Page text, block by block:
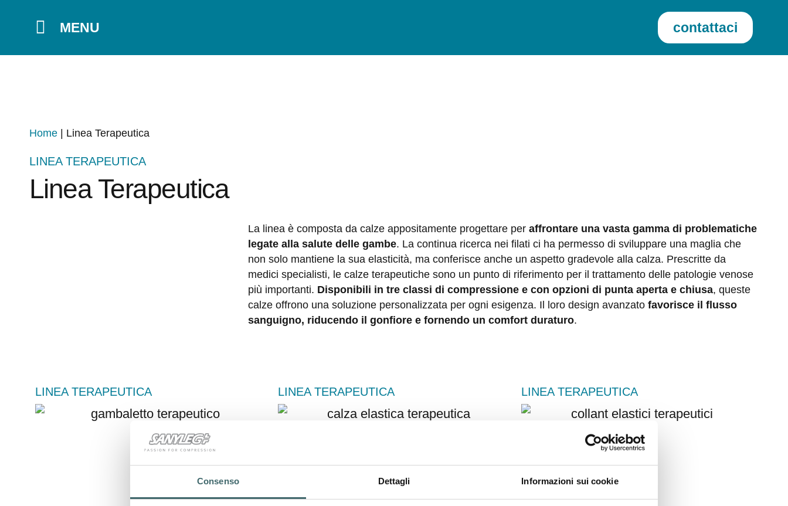
Consenso Dettagli Informazioni sui cookie
MENU contattaci
Home| Linea Terapeutica
LINEA TERAPEUTICA
Linea Terapeutica
La linea è composta da calze appositamente progettare per affrontare una vasta gamma di problematiche
legate alla salute delle gambe. La continua ricerca nei filati ci ha permesso di sviluppare una maglia che
non solo mantiene la sua elasticità, ma conferisce anche un aspetto gradevole alla calza. Prescritte da
medici specialisti, le calze terapeutiche sono un punto di riferimento per il trattamento delle patologie venose
più importanti. Disponibili in tre classi di compressione e con opzioni di punta aperta e chiusa, queste
calze offrono una soluzione personalizzata per ogni esigenza. Il loro design avanzato favorisce il flusso
sanguigno, riducendo il gonfiore e fornendo un comfort duraturo.
LINEA TERAPEUTICA LINEA TERAPEUTICA LINEA TERAPEUTICA